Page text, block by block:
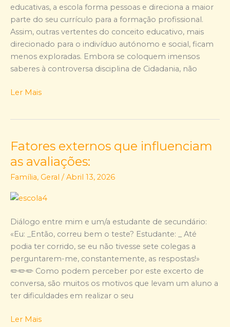
educativas, a escola forma pessoas e direciona a maior
parte do seu currículo para a formação profissional.
Assim, outras vertentes do conceito educativo, mais
direcionado para o indivíduo autónomo e social, ficam
menos exploradas. Embora se coloquem imensos
saberes à controversa disciplina de Cidadania, não
Ler Mais
Fatores externos que influenciam
as avaliações:
Família, Geral /Abril 13, 2026
Diálogo entre mim e um/a estudante de secundário:
«Eu: _Então, correu bem o teste? Estudante: _ Até
podia ter corrido, se eu não tivesse sete colegas a
perguntarem-me, constantemente, as respostas!»
✏️✏️✏️ Como podem perceber por este excerto de
conversa, são muitos os motivos que levam um aluno a
ter dificuldades em realizar o seu
Fatores
que
influenciam
as
Ler Mais